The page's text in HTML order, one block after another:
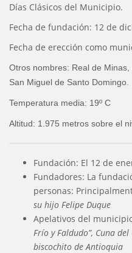
Días Clásicos del Municipio.
Fecha de fundación: 12 de
Fecha de erección como
Otros nombres: Real de
San Miguel de Santo Domingo.
Temperatura media: 19º C
Altitud: 1.975 metros sobre el
Fundación: El 12 de
Fundadores: La
personas:
su hijo Felipe Duque
Apelativos del
Frío y Faldudo”, Cuna
biscochito de Antioquia